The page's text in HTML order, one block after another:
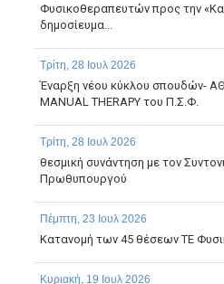
Φυσικοθεραπευτών προς την
δημοσίευμα...
Τρίτη, 28 Ιουλ 2026
Έναρξη νέου κύκλου σπουδών-
MANUAL THERAPY του Π.Σ.Φ.
Τρίτη, 28 Ιουλ 2026
θεσμική συνάντηση με τον
Πρωθυπουργού
Πέμπτη, 23 Ιουλ 2026
Κατανομή των 45 θέσεων ΤΕ
Κυριακή, 19 Ιουλ 2026